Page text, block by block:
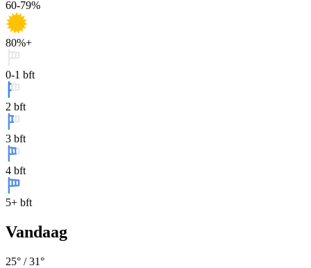
60-79%
80%+
0-1 bft
2 bft
3 bft
4 bft
5+ bft
Vandaag
25° /31°